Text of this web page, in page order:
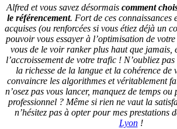
Alfred et vous savez désormais comment
le référencement. Fort de ces connaissances
acquises (ou renforcées si vous étiez déjà un
pouvoir vous essayer à l’optimisation de
vous de le voir ranker plus haut que jamais,
l’accroissement de votre trafic ! N’oubliez
la richesse de la langue et la cohérence de
convaincre les algorithmes et véritablement
n’osez pas vous lancer, manquez de temps
professionnel ? Même si rien ne vaut la
n’hésitez pas à opter pour mes prestations
Lyon!